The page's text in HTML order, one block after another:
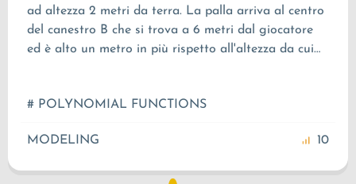
ad altezza 2 metri da terra. La palla arriva al centro
del canestro B che si trova a 6 metri dal giocatore
ed è alto un metro in più rispetto all'altezza da cui
giocatore in orizzontale. Scrivere l'equazione della
# POLYNOMIAL FUNCTIONS
MODELING 10